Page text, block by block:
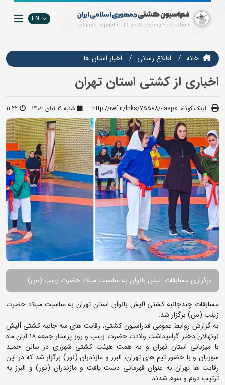
EN
خانه اطلاع رسانی اخبار استان ها
اخباری از کشتی استان تهران
لینک کوتاه: http://iwf.ir/lnks/75588/-.aspx شنبه ۱۹ آبان ۱۴۰۳ 11:22
برگزاری مسابقات آلیش بانوان به مناسبت میلاد حضرت زینب (س)
مسابقات چندجانبه کشتی آلیش بانوان استان تهران به مناسبت میلاد حضرت
زینب (س) برگزار شد.
به گزارش روابط عمومی فدراسیون کشتی، رقابت های سه جانبه کشتی آلیش
نونهالان دختر گرامیداشت ولادت حضرت زینب و روز پرستار جمعه ۱۸ آبان ماه
با میزبانی استان تهران و به همت هیئت کشتی شهرری در سالن حمید
سوریان و با حضور تیم های تهران، البرز و مازندران (نور) برگزار شد که در این
رقابت ها تهران به عنوان قهرمانی دست یافت و مازندران (نور) و البرز به
ترتیب دوم و سوم شدند.